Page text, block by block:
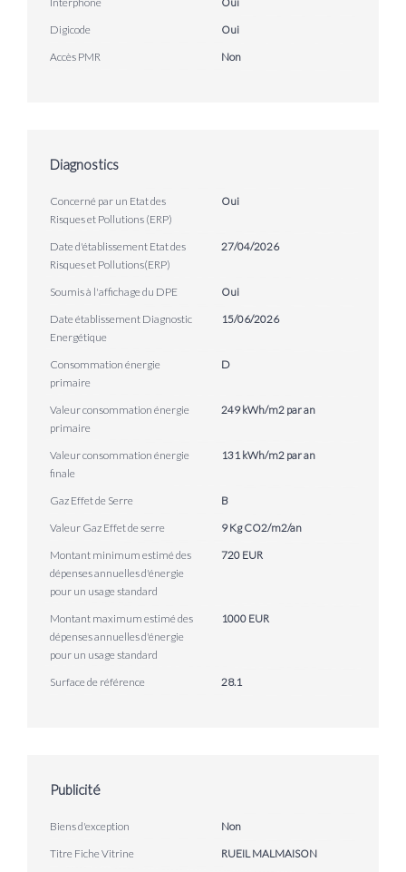
Digicode
Oui
Accès PMR
Non
Diagnostics
Concerné par un Etat des
Risques et Pollutions (ERP)
Oui
Date d'établissement Etat des
Risques et Pollutions(ERP)
27/04/2026
Soumis à l'affichage du DPE
Oui
Date établissement Diagnostic
Energétique
15/06/2026
Consommation énergie
primaire
D
Valeur consommation énergie
primaire
249 kWh/m2 par an
Valeur consommation énergie
finale
131 kWh/m2 par an
Gaz Effet de Serre
B
Valeur Gaz Effet de serre
9 Kg CO2/m2/an
Montant minimum estimé des
dépenses annuelles d'énergie
pour un usage standard
720 EUR
Montant maximum estimé des
dépenses annuelles d'énergie
pour un usage standard
1000 EUR
Surface de référence 28.1
Publicité
Biens d'exception
Non
Titre Fiche Vitrine
RUEIL MALMAISON